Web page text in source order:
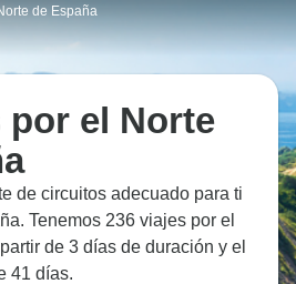
de España
el Norte
de circuitos adecuado para ti
Tenemos 236 viajes por el
de 3 días de duración y el
41 días.